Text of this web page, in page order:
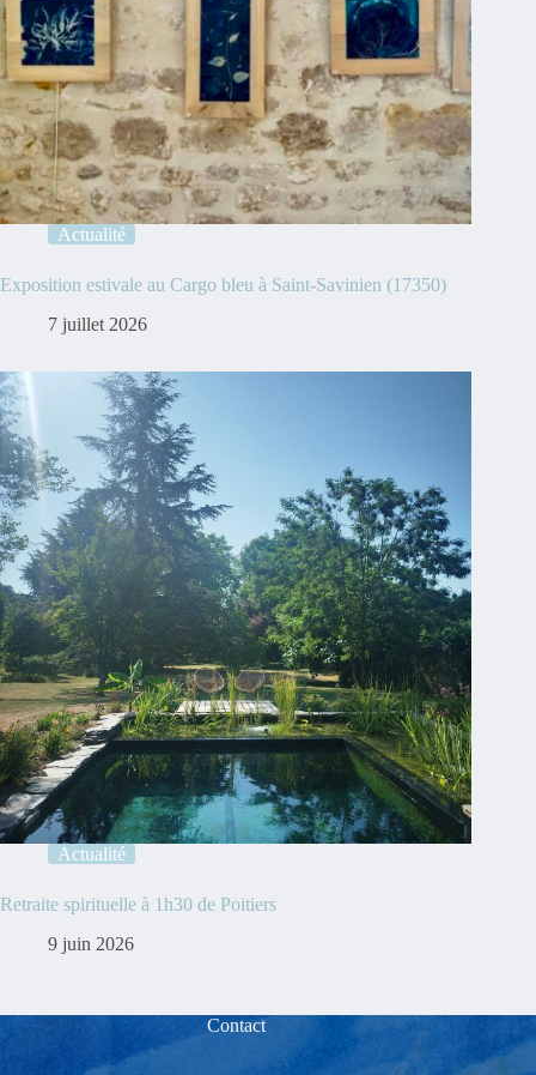
Actualité
Exposition estivale au Cargo bleu à Saint-Savinien (17350)
7 juillet 2026
Actualité
Retraite spirituelle à 1h30 de Poitiers
9 juin 2026
Contact